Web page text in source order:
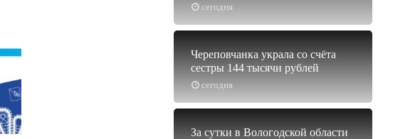
сегодня
сегодня
Череповчанка украла со счёта
сестры 144 тысячи рублей
За сутки в Вологодской области